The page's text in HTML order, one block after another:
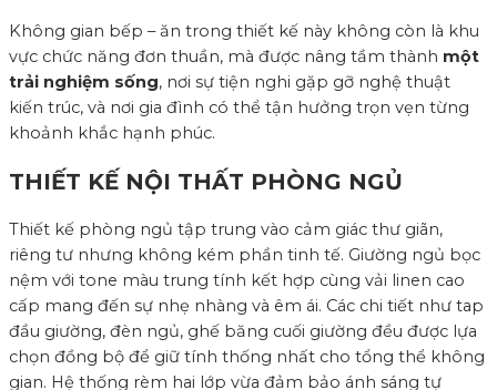
Không gian bếp – ăn trong thiết kế này không còn là khu
vực chức năng đơn thuần, mà được nâng tầm thành một
trải nghiệm sống, nơi sự tiện nghi gặp gỡ nghệ thuật
kiến trúc, và nơi gia đình có thể tận hưởng trọn vẹn từng
khoảnh khắc hạnh phúc.
THIẾT KẾ NỘI THẤT PHÒNG NGỦ
Thiết kế phòng ngủ tập trung vào cảm giác thư giãn,
riêng tư nhưng không kém phần tinh tế. Giường ngủ bọc
nệm với tone màu trung tính kết hợp cùng vải linen cao
cấp mang đến sự nhẹ nhàng và êm ái. Các chi tiết như tap
đầu giường, đèn ngủ, ghế băng cuối giường đều được lựa
chọn đồng bộ để giữ tính thống nhất cho tổng thể không
gian. Hệ thống rèm hai lớp vừa đảm bảo ánh sáng tự